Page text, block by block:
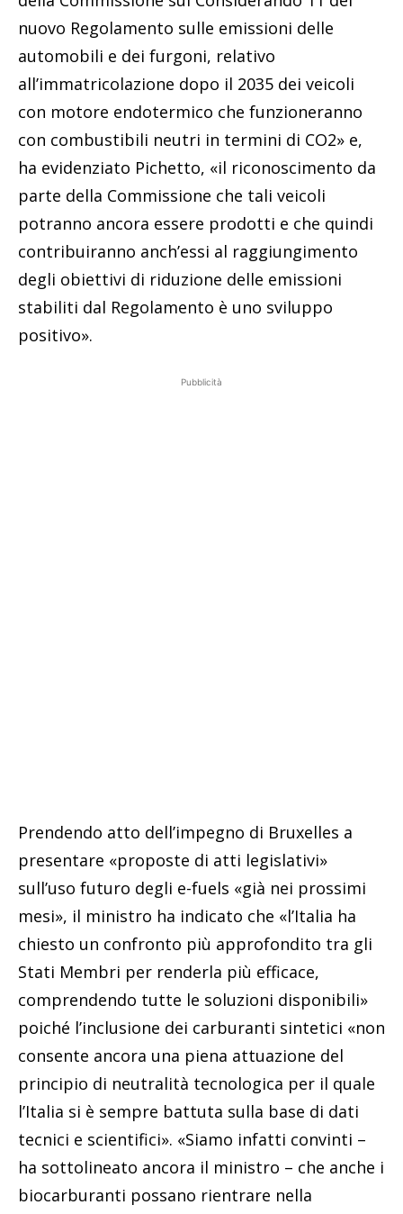
nuovo Regolamento sulle emissioni delle
automobili e dei furgoni, relativo
all’immatricolazione dopo il 2035 dei veicoli
con motore endotermico che funzioneranno
con combustibili neutri in termini di CO2» e,
ha evidenziato Pichetto, «il riconoscimento da
parte della Commissione che tali veicoli
potranno ancora essere prodotti e che quindi
contribuiranno anch’essi al raggiungimento
degli obiettivi di riduzione delle emissioni
stabiliti dal Regolamento è uno sviluppo
positivo».
Pubblicità
Prendendo atto dell’impegno di Bruxelles a
presentare «proposte di atti legislativi»
sull’uso futuro degli e-fuels «già nei prossimi
mesi», il ministro ha indicato che «l’Italia ha
chiesto un confronto più approfondito tra gli
Stati Membri per renderla più efficace,
comprendendo tutte le soluzioni disponibili»
poiché l’inclusione dei carburanti sintetici «non
consente ancora una piena attuazione del
principio di neutralità tecnologica per il quale
l’Italia si è sempre battuta sulla base di dati
tecnici e scientifici». «Siamo infatti convinti –
ha sottolineato ancora il ministro – che anche i
biocarburanti possano rientrare nella